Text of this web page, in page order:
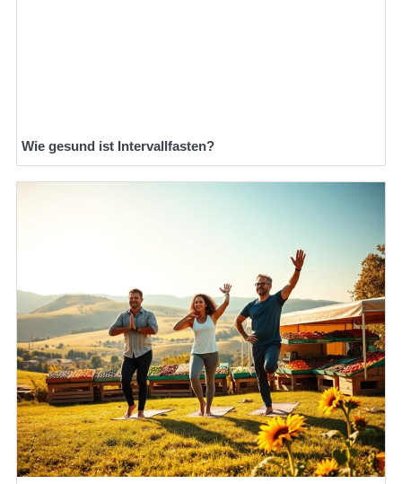
Wie gesund ist Intervallfasten?